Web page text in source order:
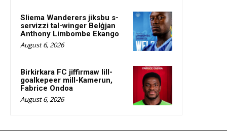
Sliema Wanderers jiksbu s-
servizzi tal-winger Belġjan
Anthony Limbombe Ekango
August 6, 2026
Birkirkara FC jiffirmaw lill-
goalkepeer mill-Kamerun,
Fabrice Ondoa
August 6, 2026